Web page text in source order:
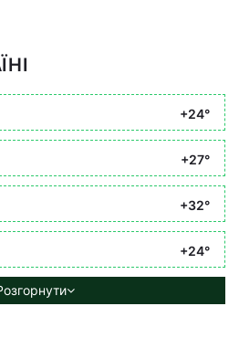
+24°
+27°
+32°
+24°